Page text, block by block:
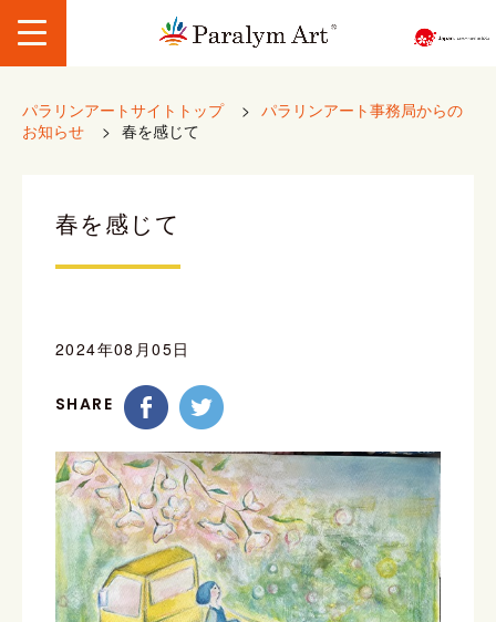
パラリンアートサイトトップ > パラリンアート事務局からの
お知らせ
> 春を感じて
春を感じて
2024年08月05日
SHARE